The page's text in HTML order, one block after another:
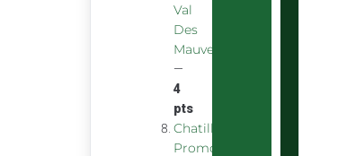
Val
Des
Mauves
—
4
pts
Chatillon
Promotion